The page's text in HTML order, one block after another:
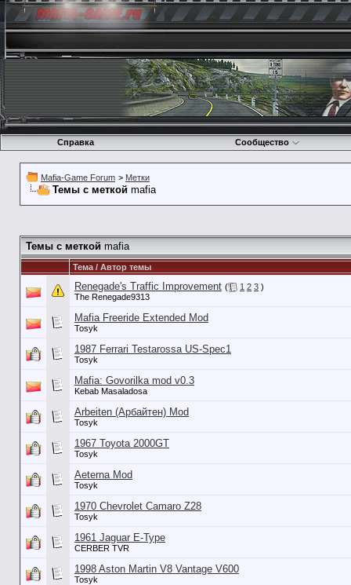
Справка Сообщество
Mafia-Game Forum > Метки
Темы с меткой mafia
Темы с меткой mafia
Тема / Автор темы
Renegade's Traffic Improvement ( 1 2 3 )
The Renegade9313
Mafia Freeride Extended Mod
Tosyk
1987 Ferrari Testarossa US-Spec1
Tosyk
Mafia: Govorilka mod v0.3
Kebab Masaladosa
Arbeiten (Арбайтен) Mod
Tosyk
1967 Toyota 2000GT
Tosyk
Aeterna Mod
Tosyk
1970 Chevrolet Camaro Z28
Tosyk
1961 Jaguar E-Type
CERBER TVR
1998 Aston Martin V8 Vantage V600
Tosyk